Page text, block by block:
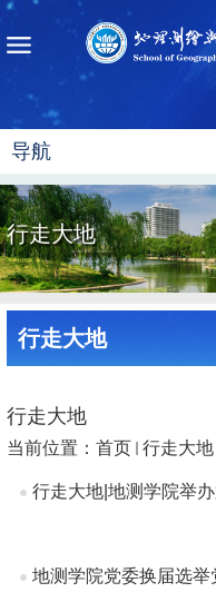
导航
行走大地
行走大地
行走大地
当前位置： 首页 行走大地
行走大地|地测学院举
地测学院党委换届选